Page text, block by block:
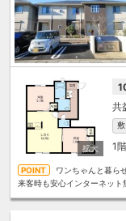
敷
1階
ワンちゃんと暮ら
来客時も安心インターネット